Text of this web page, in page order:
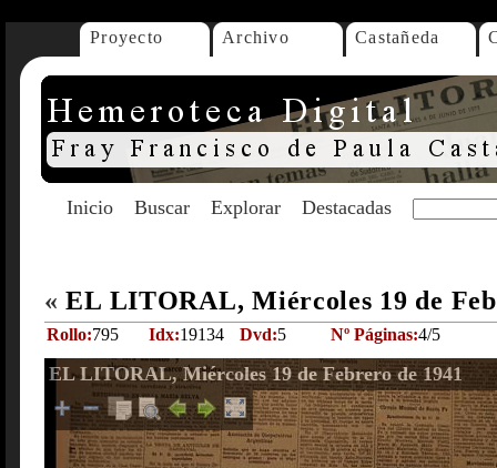
Proyecto Archivo Castañeda
Inicio Buscar Explorar Destacadas
« EL LITORAL, Miércoles 19 de
Rollo:795 Idx:19134 Dvd:5 Nº Páginas:4/5
EL LITORAL, Miércoles 19 de Febrero de 1941